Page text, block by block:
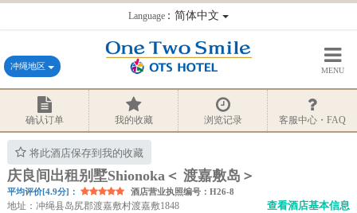
Language：简体中文
冲绳地区 MENU
确认订单 我的收藏 浏览记录 客服中心・FAQ
将此酒店保存到我的收藏
庆良间出租别墅Shionoka＜ 渡嘉敷岛＞
平均评价[4.9分]： 酒店营业执照编号：H26-8
地址：冲绳县岛尻郡渡嘉敷村渡嘉敷1848
查看酒店基本信息